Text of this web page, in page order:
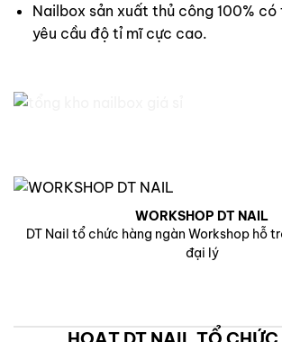
Nailbox sản xuất thủ công 100%
yêu cầu độ tỉ mĩ cực cao.
WORKSHOP DT NAIL
DT Nail tổ chức hàng ngàn Workshop hỗ
đại lý